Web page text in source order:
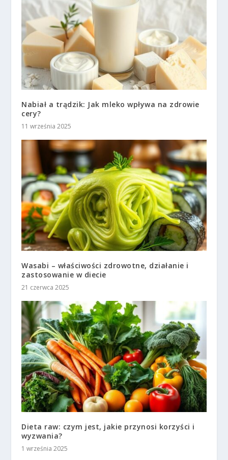
Nabiał a trądzik: Jak mleko wpływa na zdrowie
cery?
11 września 2025
Wasabi – właściwości zdrowotne, działanie i
zastosowanie w diecie
21 czerwca 2025
Dieta raw: czym jest, jakie przynosi korzyści i
wyzwania?
1 września 2025